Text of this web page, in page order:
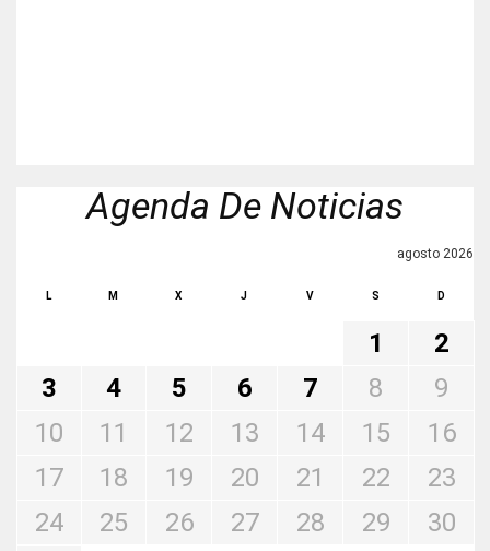
Agenda De Noticias
agosto 2026
L M X J V S D
1
2
3
4 5 6 7 8
9
10
11 12 13 14 15
16
17
18 19 20 21 22
23
24
25 26 27 28 29 30